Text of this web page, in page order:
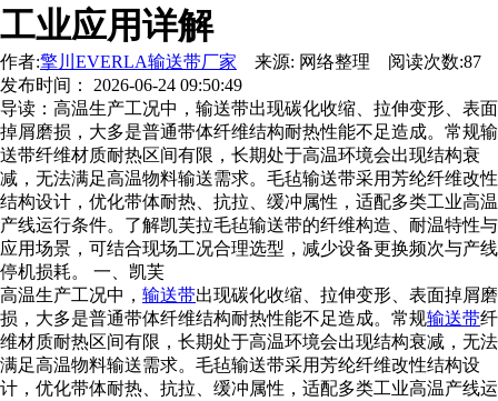
工业应用详解
作者:擎川EVERLA输送带厂家 来源: 网络整理 阅读次数:87
发布时间： 2026-06-24 09:50:49
导读： 高温生产工况中，输送带出现碳化收缩、拉伸变形、表面
掉屑磨损，大多是普通带体纤维结构耐热性能不足造成。常规输
送带纤维材质耐热区间有限，长期处于高温环境会出现结构衰
减，无法满足高温物料输送需求。毛毡输送带采用芳纶纤维改性
结构设计，优化带体耐热、抗拉、缓冲属性，适配多类工业高温
产线运行条件。了解凯芙拉毛毡输送带的纤维构造、耐温特性与
应用场景，可结合现场工况合理选型，减少设备更换频次与产线
停机损耗。 一、凯芙
高温生产工况中， 输送带出现碳化收缩、拉伸变形、表面掉屑磨
损，大多是普通带体纤维结构耐热性能不足造成。常规输送带纤
维材质耐热区间有限，长期处于高温环境会出现结构衰减，无法
满足高温物料输送需求。毛毡输送带采用芳纶纤维改性结构设
计，优化带体耐热、抗拉、缓冲属性，适配多类工业高温产线运